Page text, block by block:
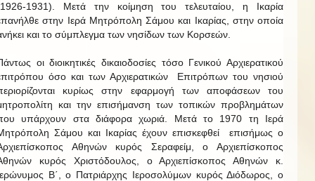
1931). Μετά την κοίμηση του τελευταίου, η Ικαρία
στην Ιερά Μητρόπολη Σάμου και Ικαρίας, στην οποία
και το σύμπλεγμα των νησίδων των Κορσεών.
οι διοικητικές δικαιοδοσίες τόσο Γενικού Αρχιερατικού
όσο και των Αρχιερατικών Επιτρόπων του νησιού
κυρίως στην εφαρμογή των αποφάσεων του
και την επισήμανση των τοπικών προβλημάτων
υπάρχουν στα διάφορα χωριά. Μετά το 1970 τη Ιερά
Σάμου και Ικαρίας έχουν επισκεφθεί επισήμως ο
Αθηνών κυρός Σεραφείμ, ο Αρχιεπίσκοπος
κυρός Χριστόδουλος, ο Αρχιεπίσκοπος Αθηνών κ.
Β΄, ο Πατριάρχης Ιεροσολύμων κυρός Διόδωρος, ο